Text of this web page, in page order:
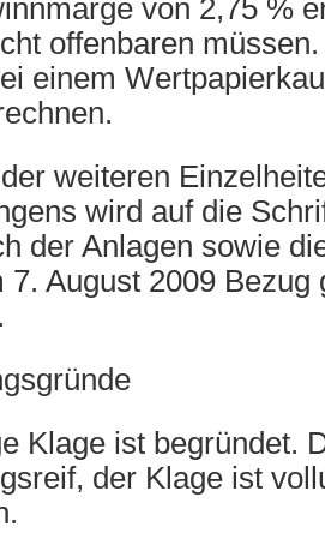
von 2,75 %
offenbaren
einem
weiteren
wird auf die
der Anlagen sowie
7. August 2009 Bezug
Klage ist begründet.
der Klage ist